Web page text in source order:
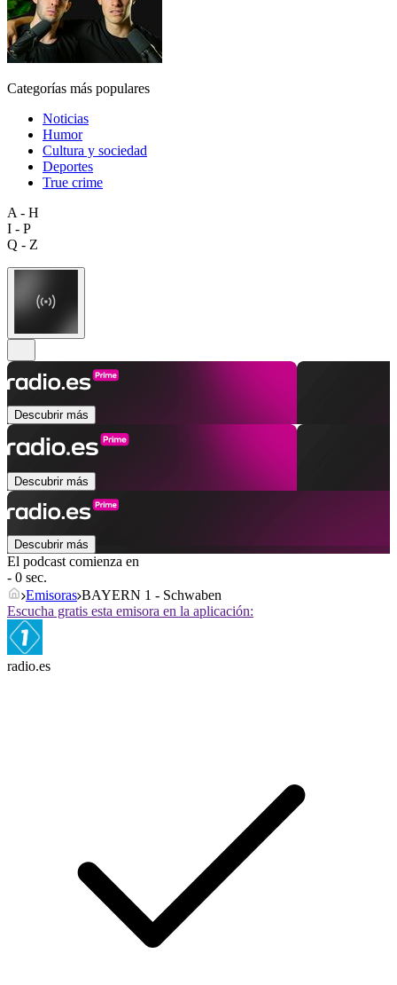
Categorías más populares
Noticias
Humor
Cultura y sociedad
Deportes
True crime
A - H
I - P
Q - Z
Descubrir más
Descubrir más
Descubrir más
El podcast comienza en
- 0 sec.
Emisoras BAYERN 1 - Schwaben
Escucha gratis esta emisora en la aplicación:
radio.es